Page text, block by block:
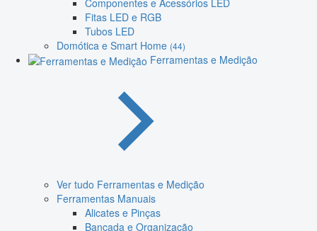
Fitas LED e RGB
Tubos LED
Domótica e Smart Home (44)
Ferramentas e Medição
Ver tudo Ferramentas e Medição
Ferramentas Manuais
Alicates e Pinças
Bancada e Organização